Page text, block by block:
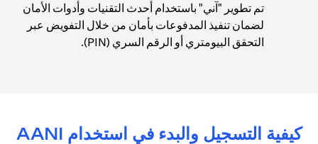
تم تطوير "آني" باستخدام أحدث التقنيات وأدوات الأمان
لضمان تنفيذ المدفوعات بأمان من خلال التفويض عبر
التحقق البيومتري أو الرقم السري (PIN).
كيفية التسجيل والبدء في استخدام AANI